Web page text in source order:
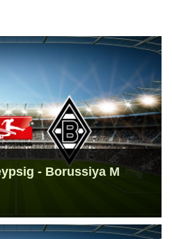
- Borussiya M